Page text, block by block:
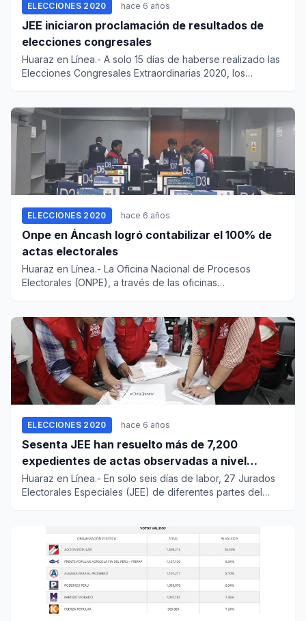
ELECCIONES 2020 hace 6 años
JEE iniciaron proclamación de resultados de
elecciones congresales
Huaraz en Línea.- A solo 15 días de haberse realizado las
Elecciones Congresales Extraordinarias 2020, los
ELECCIONES 2020 hace 6 años
Onpe en Áncash logró contabilizar el 100% de
actas electorales
Huaraz en Línea.- La Oficina Nacional de Procesos
Electorales (ONPE), a través de las oficinas
ELECCIONES 2020 hace 6 años
Sesenta JEE han resuelto más de 7,200
expedientes de actas observadas a nivel
nacional
Huaraz en Línea.- En solo seis días de labor, 27 Jurados
Electorales Especiales (JEE) de diferentes partes del